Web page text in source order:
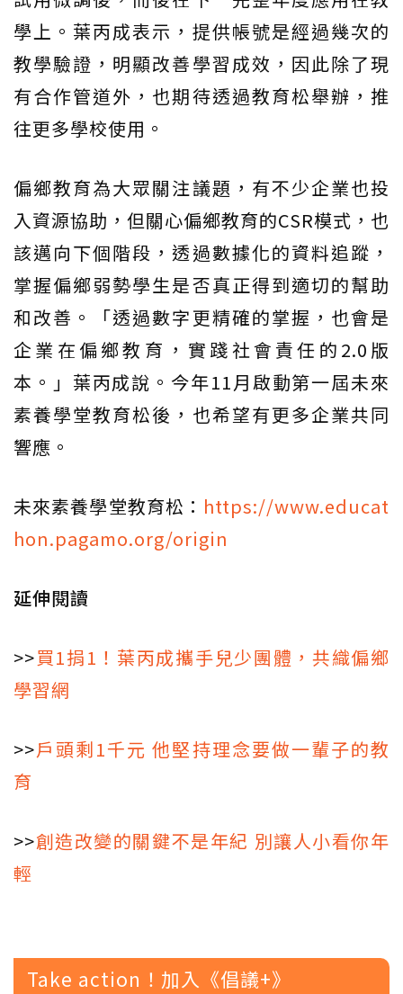
學上。葉丙成表示，提供帳號是經過幾次的
教學驗證，明顯改善學習成效，因此除了現
有合作管道外，也期待透過教育松舉辦，推
往更多學校使用。
偏鄉教育為大眾關注議題，有不少企業也投
入資源協助，但關心偏鄉教育的CSR模式，也
該邁向下個階段，透過數據化的資料追蹤，
掌握偏鄉弱勢學生是否真正得到適切的幫助
和改善。「透過數字更精確的掌握，也會是
企業在偏鄉教育，實踐社會責任的2.0版
本。」葉丙成說。今年11月啟動第一屆未來
素養學堂教育松後，也希望有更多企業共同
響應。
未來素養學堂教育松： https://www.educat
hon.pagamo.org/origin
延伸閱讀
>>買1捐1！葉丙成攜手兒少團體，共織偏鄉
學習網
>>戶頭剩1千元 他堅持理念要做一輩子的教
育
>>創造改變的關鍵不是年紀 別讓人小看你年
輕
Take action！加入《倡議+》